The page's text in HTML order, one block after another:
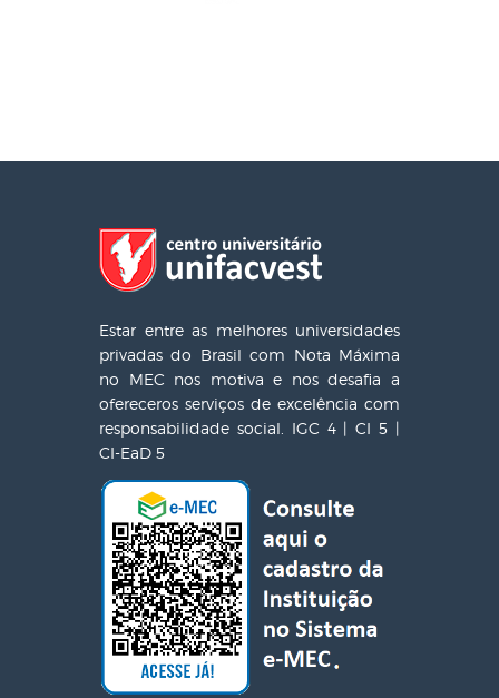
Estar entre as melhores universidades
privadas do Brasil com Nota Máxima
no MEC nos motiva e nos desafia a
ofereceros serviços de excelência com
responsabilidade social. IGC 4 | CI 5 |
CI-EaD 5